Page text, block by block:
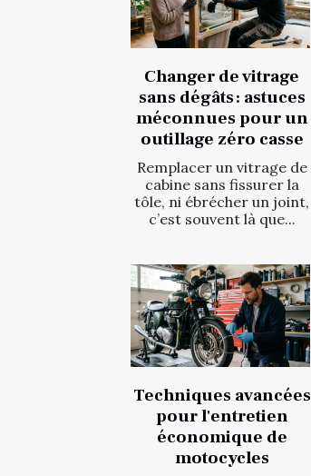
Changer de vitrage
sans dégâts : astuces
méconnues pour un
outillage zéro casse
Remplacer un vitrage de
cabine sans fissurer la
tôle, ni ébrécher un joint,
c’est souvent là que...
Techniques avancées
pour l'entretien
économique de
motocycles